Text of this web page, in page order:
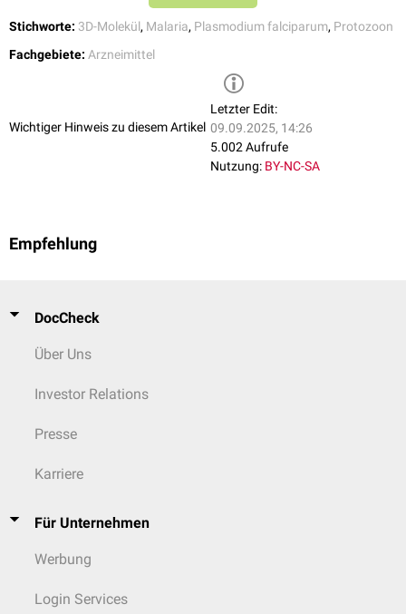
. Die
von Amodiaquin ist
allerdings deutlich länger.
Stichworte: 3D-Molekül, Malaria, Plasmodium falciparum, Protozoon
Fachgebiete: Arzneimittel
Wichtiger Hinweis zu diesem Artikel
Letzter Edit:
09.09.2025, 14:26
5.002 Aufrufe
Nutzung: BY-NC-SA
Empfehlung
DocCheck
Über Uns
Investor Relations
Presse
Karriere
Für Unternehmen
Werbung
Login Services